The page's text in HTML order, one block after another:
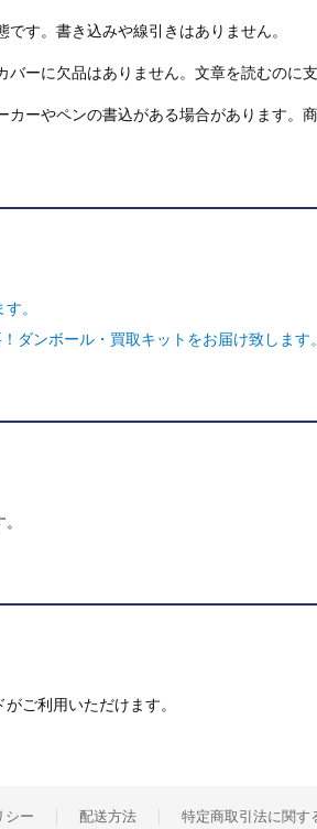
す。書き込みや線引きはありません。
ーに欠品はありません。文章を読むのに支
ーやペンの書込がある場合があります。
。
ダンボール・買取キットをお届け致します。
ご利用いただけます。
シー 配送方法 特定商取引法に関す